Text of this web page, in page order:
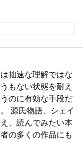
拙速な理解ではな
もない状態を耐え
のに有効な手段だ
源氏物語、シェイ
、読んでみたい本
の多くの作品にも